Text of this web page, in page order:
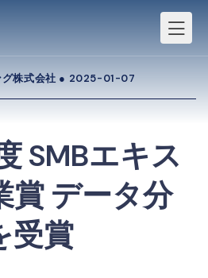
株式会社 ● 2025-01-07
SMBエキス
賞 データ分
受賞